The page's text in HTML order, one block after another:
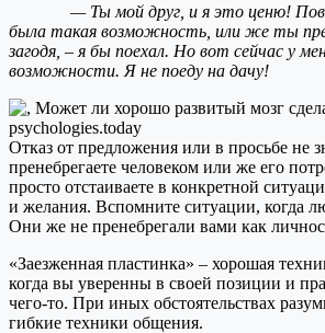
— Ты мой друг, и я это ценю!
была такая возможность, или же ты
загодя, – я бы поехал. Но вот сейчас у
возможности. Я не поеду на дачу!
Отказ от предложения или в просьбе не
пренебрегаете человеком или же его
просто отстаиваете в конкретной
и желания. Вспомните ситуации, когда
Они же не пренебрегали вами как
«Заезженная пластинка» – хорошая
когда вы уверенны в своей позиции и
чего-то. При иных обстоятельствах
гибкие техники общения.